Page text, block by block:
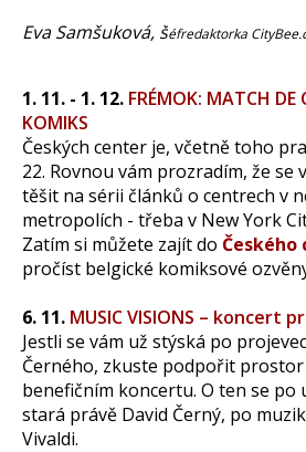
Eva Samšuková, šéfredaktorka
1. 11. - 1. 12. FRÉMOK: MATCH DE
KOMIKS
Českých center je, včetně toho
22. Rovnou vám prozradím, že se
těšit na sérii článků o centrech v
metropolích - třeba v New York
Zatím si můžete zajít do Českého
pročíst belgické komiksové
6. 11. MUSIC VISIONS – koncert
Jestli se vám už stýská po
Černého, zkuste podpořit prostor
benefičním koncertu. O ten se po
stará právě David Černý, po
Vivaldi.